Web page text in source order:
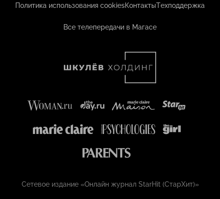
Политика использования cookiesКонтактыТехподдержка
Все телепередачи в Магасе
Сетевое издание «Онлайн журнал StarHit (СтарХит)»